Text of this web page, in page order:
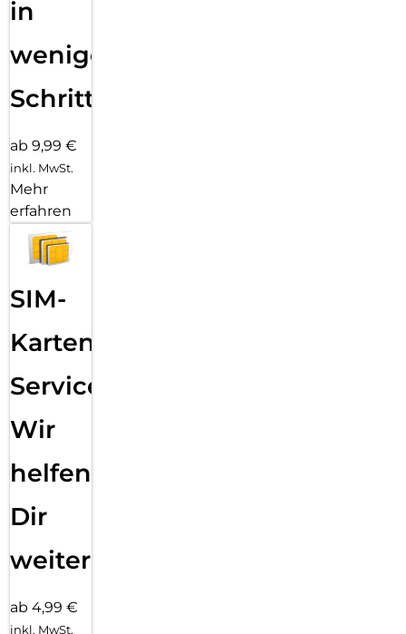
in
wenigen
Schritten
ab 9,99 €
inkl. MwSt.
Mehr
erfahren
SIM-
Karten
Service:
Wir
helfen
Dir
weiter
ab 4,99 €
inkl. MwSt.